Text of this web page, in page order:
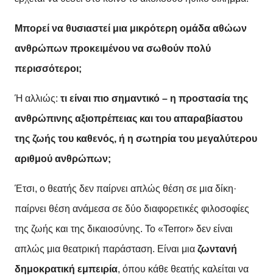
Μπορεί να θυσιαστεί μια μικρότερη ομάδα αθώων
ανθρώπων προκειμένου να σωθούν πολύ
περισσότεροι;
Ή αλλιώς: τι είναι πιο σημαντικό – η προστασία της
ανθρώπινης αξιοπρέπειας και του απαραβίαστου
της ζωής του καθενός, ή η σωτηρία του μεγαλύτερου
αριθμού ανθρώπων;
Έτσι, ο θεατής δεν παίρνει απλώς θέση σε μια δίκη·
παίρνει θέση ανάμεσα σε δύο διαφορετικές φιλοσοφίες
της ζωής και της δικαιοσύνης. Το «Terror» δεν είναι
απλώς μια θεατρική παράσταση. Είναι μια ζωντανή
δημοκρατική εμπειρία, όπου κάθε θεατής καλείται να